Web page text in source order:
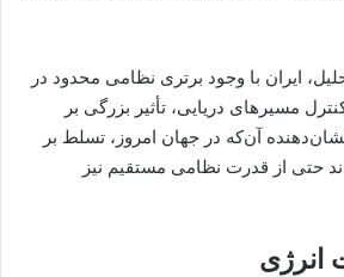
ایران با وجود برتری نظامی محدود در
کنترل مسیرهای دریایی، تأثیر بزرگی بر
آن‌که در جهان امروز، تسلط بر
حتی از قدرت نظامی مستقیم نیز
انرژی